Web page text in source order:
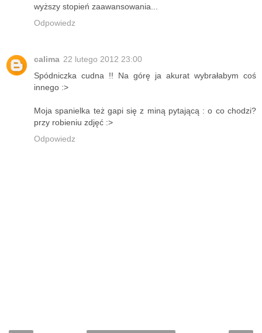
wyższy stopień zaawansowania...
Odpowiedz
calima 22 lutego 2012 23:00
Spódniczka cudna !! Na górę ja akurat wybrałabym coś
innego :>
Moja spanielka też gapi się z miną pytającą : o co chodzi?
przy robieniu zdjęć :>
Odpowiedz